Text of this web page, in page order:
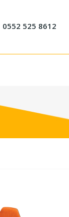
0552 525 8612